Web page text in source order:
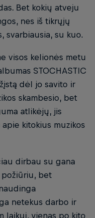
Bet kokių atveju
nes iš tikrųjų
svarbiausia, su kuo.
visos kelionės metu
STOCHASTIC
dėl jo savito ir
skambesio, bet
atlikėjų, jis
kitokius muzikos
dirbau su gana
bet
netekus darbo ir
laikui, vienas po kito